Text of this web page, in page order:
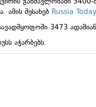
ამის შესახებ Russia Today
3473
აჭარბებს.